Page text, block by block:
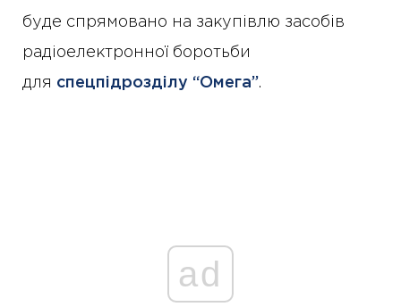
буде спрямовано на закупівлю засобів
радіоелектронної боротьби
для спецпідрозділу “Омега”.
ad